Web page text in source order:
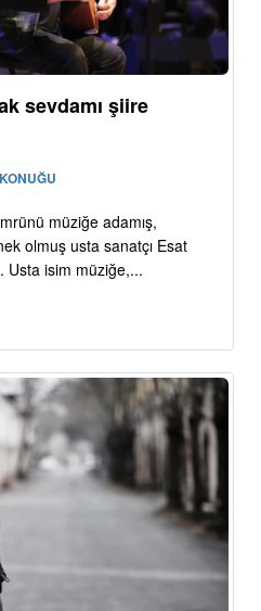
sevdamı şiire
müziğe adamış,
olmuş usta sanatçı Esat
Usta isim müziğe,...